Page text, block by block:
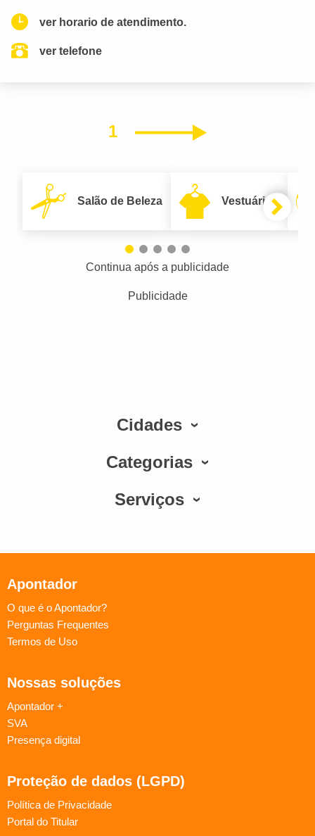
ver horario de atendimento.
ver telefone
1 Próximo
Salão de Beleza Vestuário
Continua após a publicidade
Publicidade
Cidades
Categorias
Serviços
Apontador
O que é o Apontador?
Perguntas Frequentes
Termos de Uso
Nossas soluções
Apontador +
SVA
Presença digital
Proteção de dados (LGPD)
Política de Privacidade
Portal do Titular